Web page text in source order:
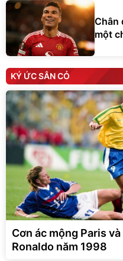
Chân
một
KÝ ỨC SÂN CỎ
Cơn ác mộng Paris
Ronaldo năm 1998